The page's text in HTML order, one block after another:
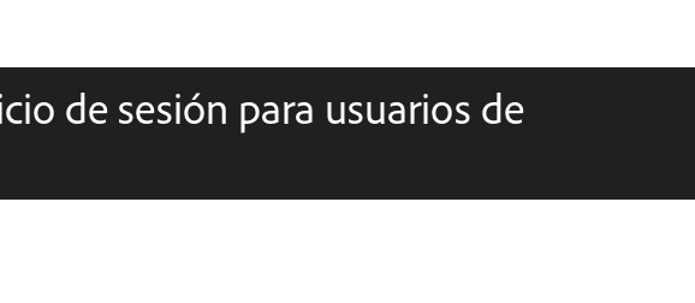
de sesión para usuarios de